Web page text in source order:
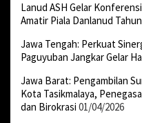
Lanud ASH Gelar
Amatir Piala Danlanud
Jawa Tengah: Perkuat
Paguyuban Jangkar Gelar
Jawa Barat: Pengambilan
Kota Tasikmalaya,
dan Birokrasi 01/04/2026